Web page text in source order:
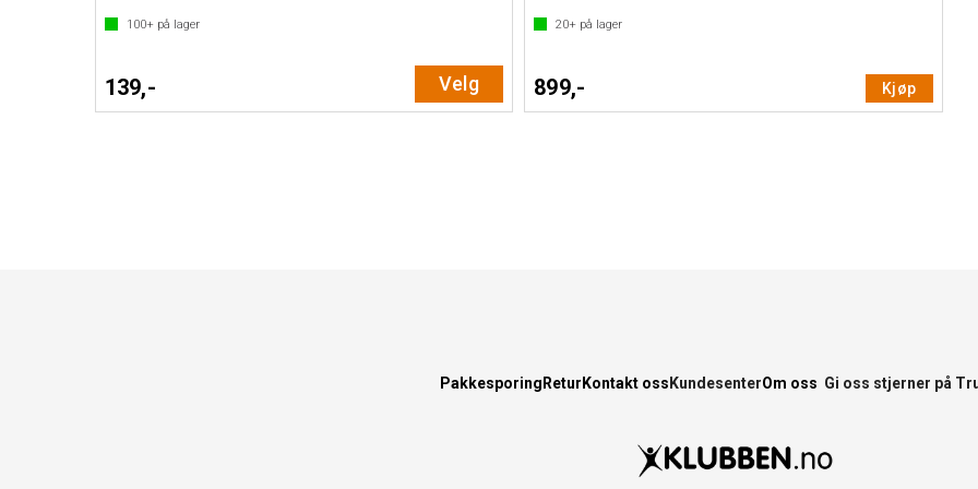
100+ på lager
139,- Velg
20+ på lager
899,- Kjøp
Pakkesporing Retur Kontakt oss KundesenterOm oss Gi oss stjerner på